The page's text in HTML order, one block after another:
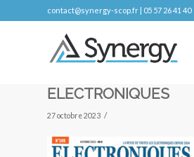
contact@synergy-scop.fr | 05 57 26 41 40
ELECTRONIQUES
27 octobre 2023 /